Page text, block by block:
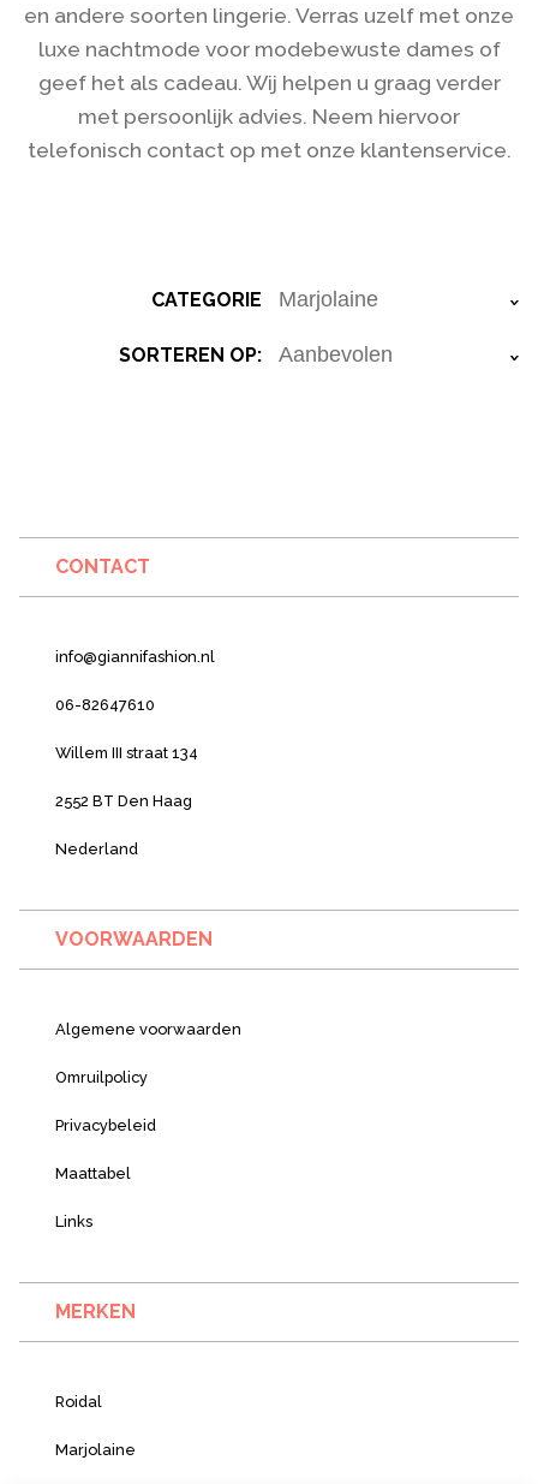
en andere soorten lingerie. Verras uzelf met onze
luxe nachtmode voor modebewuste dames of
geef het als cadeau. Wij helpen u graag verder
met persoonlijk advies. Neem hiervoor
telefonisch contact op met onze klantenservice.
CATEGORIE ›
SORTEREN OP: ›
CONTACT
info@giannifashion.nl
06-82647610
Willem III straat 134
2552 BT Den Haag
Nederland
VOORWAARDEN
Algemene voorwaarden
Omruilpolicy
Privacybeleid
Maattabel
Links
MERKEN
Roidal
Marjolaine